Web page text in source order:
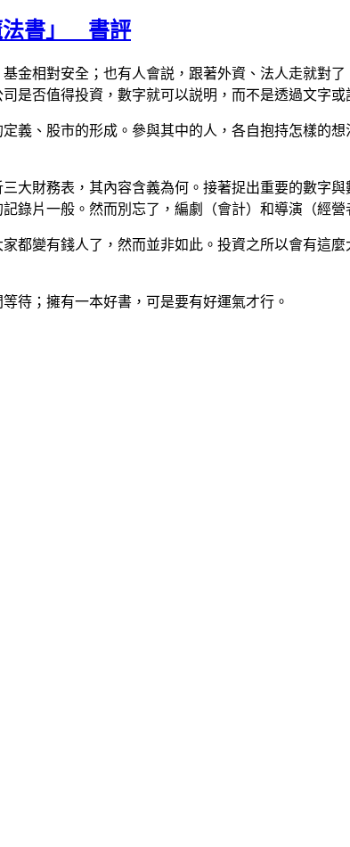
法書」 書評
金相對安全；也有人會説 ，跟著外資、法人走就對了
是否值得投資，數字就可以説明，而不是透過文字或
定義 、 股市的形成。參與其中的人，各自抱持怎樣的想
大財務表，其內容含義為何。接著捉出重要的數字與
錄片一般。然而別忘了，編劇（會計）和導演（經
家都變有錢人了，然而並非如此。投資之所以會有這
等待 ； 擁有一本好書，可是要有好運氣才行。